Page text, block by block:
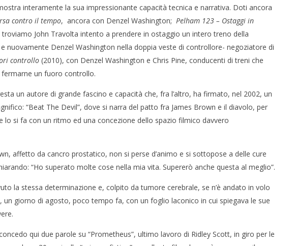
interamente la sua impressionante capacità tecnica e narrativa. Doti ancora
contro il tempo, ancora con Denzel Washington; Pelham 123 – Ostaggi in
troviamo John Travolta intento a prendere in ostaggio un intero treno della
nuovamente Denzel Washington nella doppia veste di controllore- negoziatore di
controllo(2010), con Denzel Washington e Chris Pine, conducenti di treni che
un fuoro controllo.
un autore di grande fascino e capacità che, fra l’altro, ha firmato, nel 2002, un
“Beat The Devil”, dove si narra del patto fra James Brown e il diavolo, per
lo si fa con un ritmo ed una concezione dello spazio filmico davvero
affetto da cancro prostatico, non si perse d’animo e si sottopose a delle cure
“Ho superato molte cose nella mia vita. Supererò anche questa al meglio”.
la stessa determinazione e, colpito da tumore cerebrale, se n’è andato in volo
un giorno di agosto, poco tempo fa, con un foglio laconico in cui spiegava le sue
qui due parole su “Prometheus”, ultimo lavoro di Ridley Scott, in giro per le